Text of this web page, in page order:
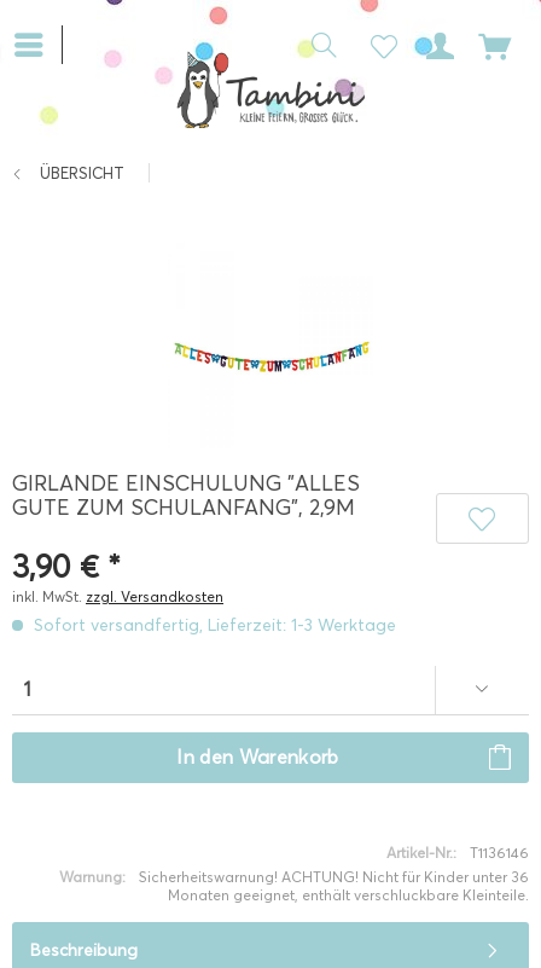
ÜBERSICHT
GIRLANDE EINSCHULUNG "ALLES
GUTE ZUM SCHULANFANG", 2,9M
3,90 € *
inkl. MwSt. zzgl. Versandkosten
Sofort versandfertig, Lieferzeit: 1-3 Werktage
In den Warenkorb
Artikel-Nr.:
T1136146
Warnung:
Sicherheitswarnung! ACHTUNG! Nicht für Kinder unter 36
Monaten geeignet, enthält verschluckbare Kleinteile.
Beschreibung